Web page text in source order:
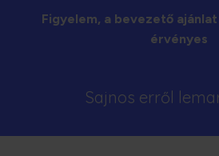
Figyelem, a bevezető
érvényes
Sajnos erről